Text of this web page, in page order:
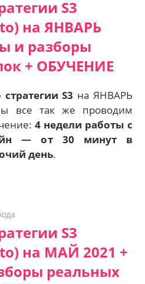
S3
на ЯНВАРЬ
и разборы
+ ОБУЧЕНИЕ
S3 на ЯНВАРЬ
все так же проводим
4 недели работы с
— от 30 минут в
день.
S3
на МАЙ 2021 +
реальных